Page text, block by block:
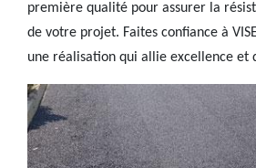
première qualité pour assurer la
de votre projet. Faites confiance à
une réalisation qui allie excellence et